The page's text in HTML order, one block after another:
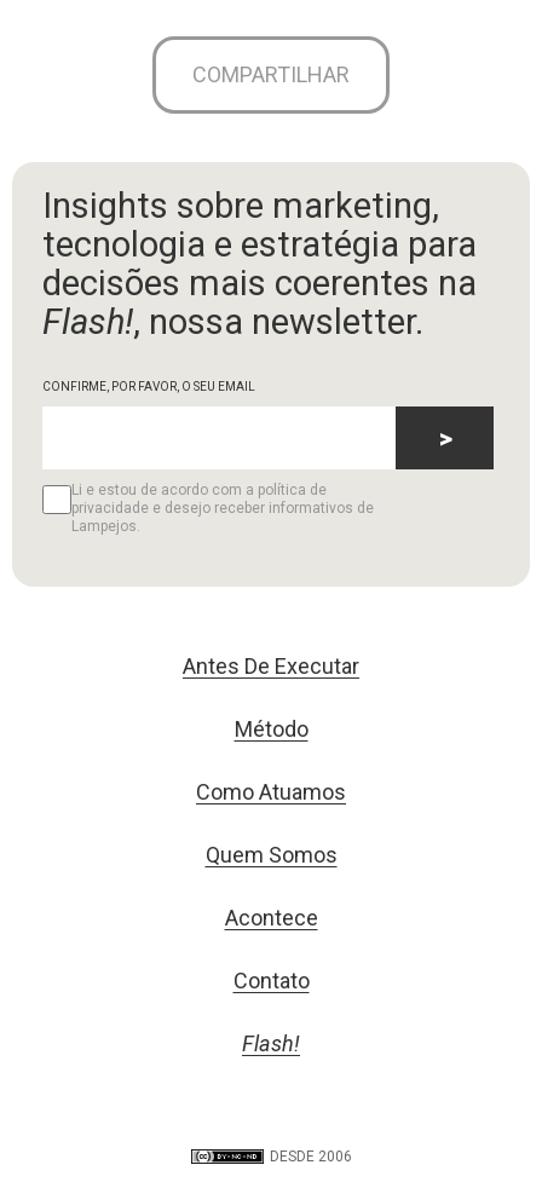
COMPARTILHAR
Insights sobre marketing,
tecnologia e estratégia para
decisões mais coerentes na
Flash!, nossa newsletter.
CONFIRME, POR FAVOR, O SEU EMAIL
Li e estou de acordo com a política de
privacidade e desejo receber informativos de
Lampejos.
>
Antes De Executar
Método
Como Atuamos
Quem Somos
Acontece
Contato
Flash!
DESDE 2006